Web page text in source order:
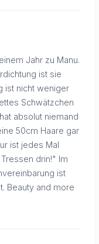
Jahr zu Manu.
ist sie
ist nicht weniger
Schwätzchen
absolut niemand
50cm Haare gar
ist jedes Mal
drin!" Im
ist
Beauty and more